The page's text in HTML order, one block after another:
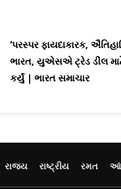
‘પરસ્પર ફાયદાકારક,
ભારત, યુએસએ ટ્રેડ ડીલ
કર્યું | ભારત સમાચાર
રાજ્ય રાષ્ટ્રીય રમત